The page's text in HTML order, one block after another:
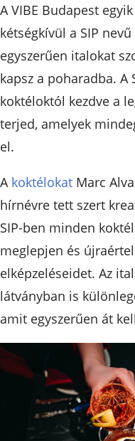
A VIBE Budapest
kétségkívül a SIP
egyszerűen italokat
kapsz a poharadba. A
koktéloktól kezdve a
terjed, amelyek
el.
A koktélokat Marc
hírnévre tett szert
SIP-ben minden
meglepjen és
elképzeléseidet. Az
látványban is
amit egyszerűen át